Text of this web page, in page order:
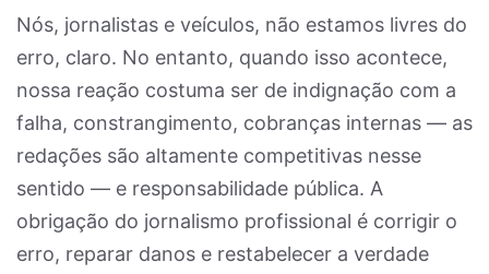
Nós, jornalistas e veículos, não estamos livres do
erro, claro. No entanto, quando isso acontece,
nossa reação costuma ser de indignação com a
falha, constrangimento, cobranças internas — as
redações são altamente competitivas nesse
sentido — e responsabilidade pública. A
obrigação do jornalismo profissional é corrigir o
erro, reparar danos e restabelecer a verdade